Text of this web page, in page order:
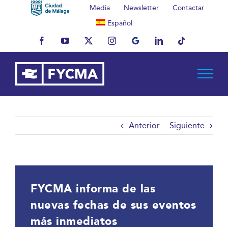
Media Newsletter
Contactar
Español
FacebookYouTubeX InstagramMyBusinessLinkedInTiktok
Anterior Siguiente
FYCMA informa de las
nuevas fechas de sus eventos
más inmediatos